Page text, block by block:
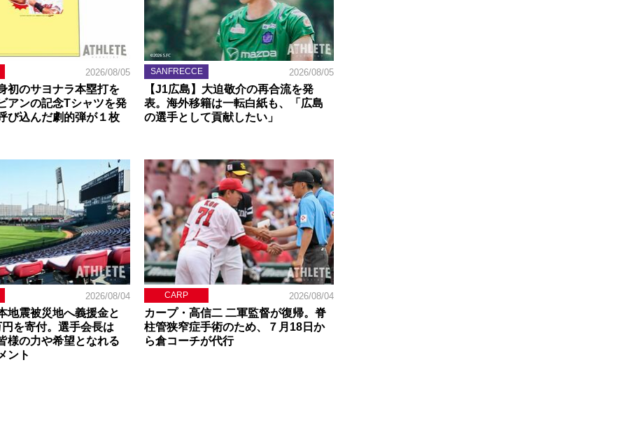
2026/08/05
初のサヨナラ本塁打を
アンの記念Tシャツを発
び込んだ劇的弾が１枚
SANFRECCE 2026/08/05
【J1広島】大迫敬介の再合流を発
表。海外移籍は一転白紙も、「広島
の選手として貢献したい」
2026/08/04
地震被災地へ義援金と
を寄付。選手会長は
様の力や希望となれる
ント
CARP 2026/08/04
カープ・高信二 二軍監督が復帰。脊
柱管狭窄症手術のため、７月18日か
ら倉コーチが代行